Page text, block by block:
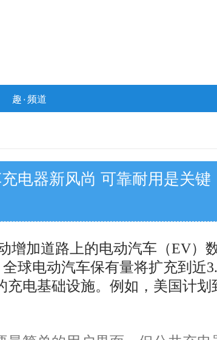
趣۰频道
电器新风尚 可靠耐用是关键
加道路上的电动汽车（EV）
全球电动汽车保有量将扩充到
电基础设施。例如，美国计划